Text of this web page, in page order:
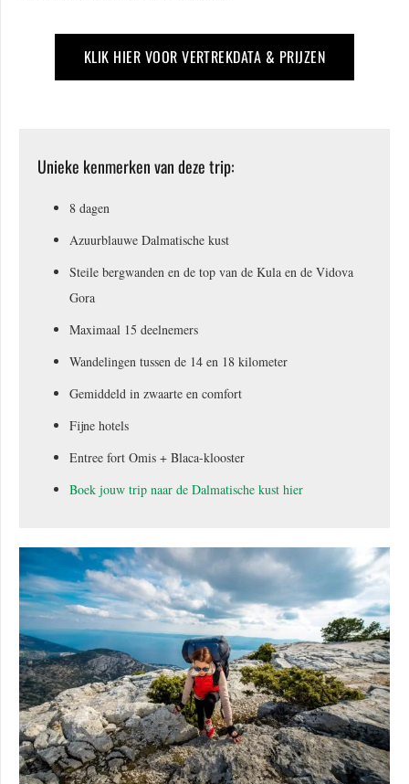
KLIK HIER VOOR VERTREKDATA & PRIJZEN
Unieke kenmerken van deze trip:
8 dagen
Azuurblauwe Dalmatische kust
Steile bergwanden en de top van de Kula en de Vidova
Gora
Maximaal 15 deelnemers
Wandelingen tussen de 14 en 18 kilometer
Gemiddeld in zwaarte en comfort
Fijne hotels
Entree fort Omis + Blaca-klooster
Boek jouw trip naar de Dalmatische kust hier